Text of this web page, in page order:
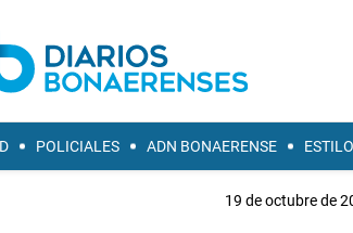
POLICIALES ADN BONAERENSE
19 de octubre de